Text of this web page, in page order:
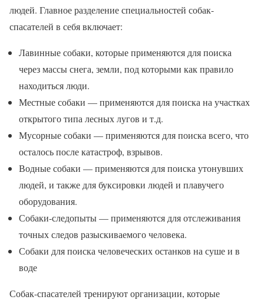
людей. Главное разделение специальностей собак-
спасателей в себя включает:
Лавинные собаки, которые применяются для поиска
через массы снега, земли, под которыми как правило
находиться люди.
Местные собаки — применяются для поиска на участках
открытого типа лесных лугов и т.д.
Мусорные собаки — применяются для поиска всего, что
осталось после катастроф, взрывов.
Водные собаки — применяются для поиска утонувших
людей, и также для буксировки людей и плавучего
оборудования.
Собаки-следопыты — применяются для отслеживания
точных следов разыскиваемого человека.
Собаки для поиска человеческих останков на суше и в
воде
Собак-спасателей тренируют организации, которые